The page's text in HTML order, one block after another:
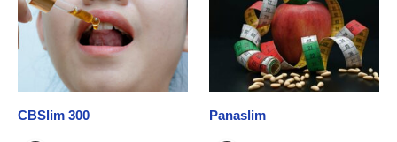
CBSlim 300 Panaslim